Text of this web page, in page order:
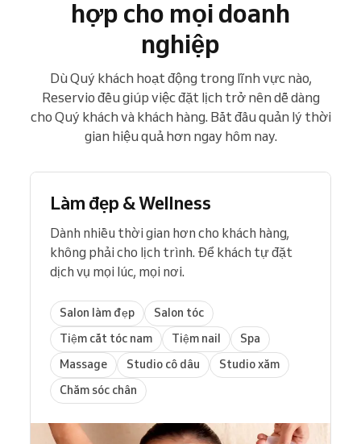
hợp cho mọi doanh
nghiệp
Dù Quý khách hoạt động trong lĩnh vực nào,
Reservio đều giúp việc đặt lịch trở nên dễ dàng
cho Quý khách và khách hàng. Bắt đầu quản lý thời
gian hiệu quả hơn ngay hôm nay.
Làm đẹp & Wellness
Dành nhiều thời gian hơn cho khách hàng,
không phải cho lịch trình. Để khách tự đặt
dịch vụ mọi lúc, mọi nơi.
Salon làm đẹp
Salon tóc
Tiệm cắt tóc nam
Tiệm nail
Spa
Massage
Studio cô dâu
Studio xăm
Chăm sóc chân